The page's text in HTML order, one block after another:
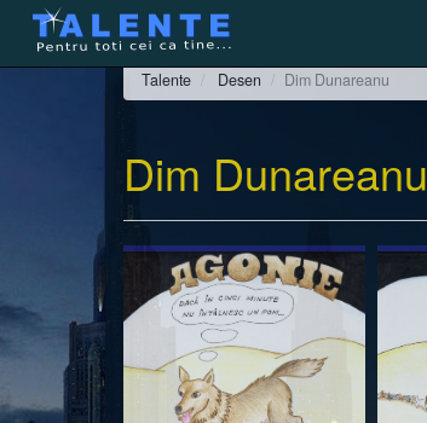
Talente Desen Dim Dunareanu
Dim Dunareanu